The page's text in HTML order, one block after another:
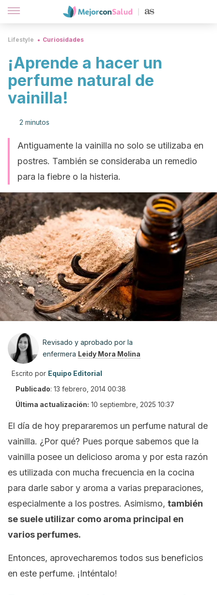
Lifestyle Curiosidades
¡Aprende a hacer un
perfume natural de
vainilla!
2 minutos
Antiguamente la vainilla no solo se utilizaba en
postres. También se consideraba un remedio
para la fiebre o la histeria.
Revisado y aprobado por la
enfermera Leidy Mora Molina
Escrito por Equipo Editorial
Publicado: 13 febrero, 2014 00:38
Última actualización: 10 septiembre, 2025 10:37
El día de hoy prepararemos un perfume natural de
vainilla. ¿Por qué? Pues porque sabemos que la
vainilla posee un delicioso aroma y por esta razón
es utilizada con mucha frecuencia en la cocina
para darle sabor y aroma a varias preparaciones,
especialmente a los postres. Asimismo, también
se suele utilizar como aroma principal en
varios perfumes.
Entonces, aprovecharemos todos sus beneficios
en este perfume. ¡Inténtalo!